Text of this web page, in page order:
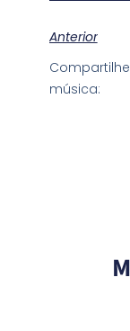
Anterior
música: